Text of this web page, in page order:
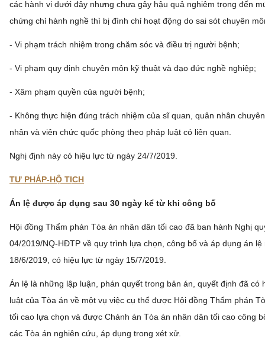
các hành vi dưới đây nhưng chưa gây hậu quả nghiêm trọng đến
chứng chỉ hành nghề thì bị đình chỉ hoạt động do sai sót chuyên
- Vi phạm trách nhiệm trong chăm sóc và điều trị người bệnh;
- Vi phạm quy định chuyên môn kỹ thuật và đạo đức nghề nghiệp;
- Xâm phạm quyền của người bệnh;
- Không thực hiện đúng trách nhiệm của sĩ quan, quân nhân
nhân và viên chức quốc phòng theo pháp luật có liên quan.
Nghị định này có hiệu lực từ ngày 24/7/2019.
TƯ PHÁP-HỘ TỊCH
Án lệ được áp dụng sau 30 ngày kể từ khi công bố
Hội đồng Thẩm phán Tòa án nhân dân tối cao đã ban hành Nghị
04/2019/NQ-HĐTP về quy trình lựa chọn, công bố và áp dụng án lệ
18/6/2019, có hiệu lực từ ngày 15/7/2019.
Án lệ là những lập luận, phán quyết trong bản án, quyết định đã có
luật của Tòa án về một vụ việc cụ thể được Hội đồng Thẩm phán
tối cao lựa chọn và được Chánh án Tòa án nhân dân tối cao công
các Tòa án nghiên cứu, áp dụng trong xét xử.